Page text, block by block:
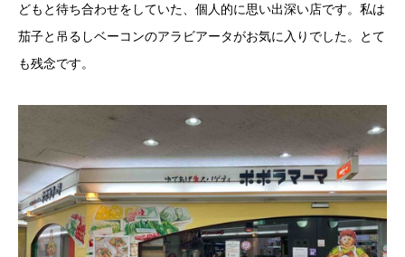
どもと待ち合わせをしていた、個人的に思い出深い店です。私は
茄子と吊るしベーコンのアラビアータがお気に入りでした。とて
も残念です。